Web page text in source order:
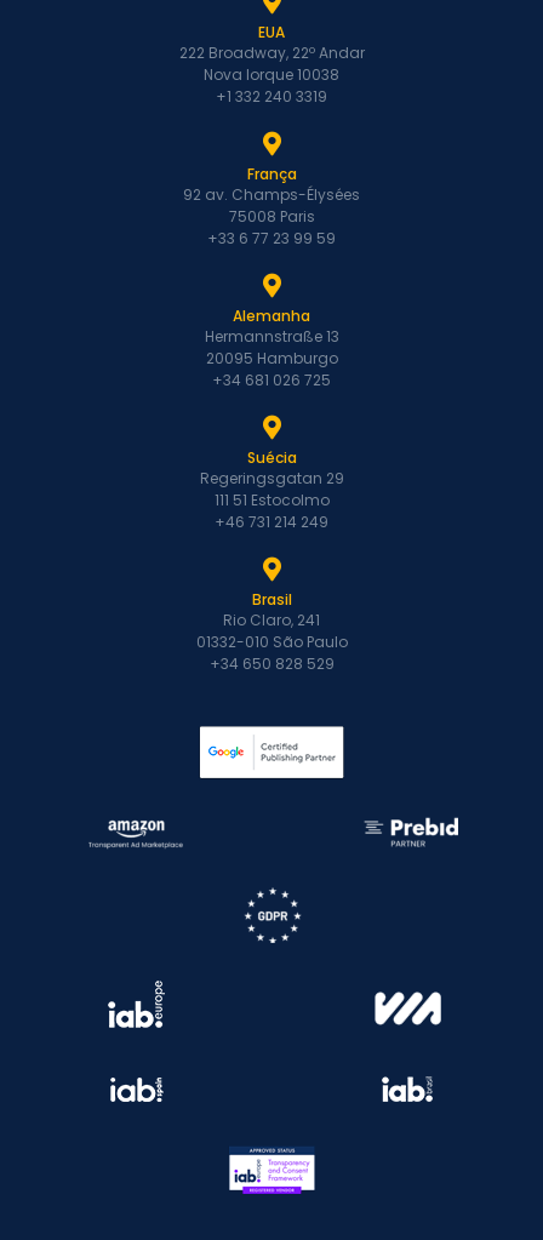
EUA
222 Broadway, 22º Andar
Nova Iorque 10038
+1 332 240 3319
França
92 av. Champs-Élysées
75008 Paris
+33 6 77 23 99 59
Alemanha
Hermannstraße 13
20095 Hamburgo
+34 681 026 725
Suécia
Regeringsgatan 29
111 51 Estocolmo
+46 731 214 249
Brasil
Rio Claro, 241
01332-010 São Paulo
+34 650 828 529